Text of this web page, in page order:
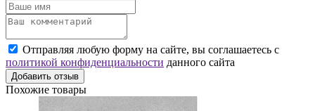
Отправляя любую форму на сайте, вы соглашаетесь с
политикой конфиденциальности данного сайта
Добавить отзыв
Похожие товары